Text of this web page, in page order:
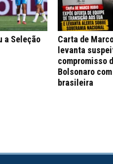
a Seleção
Carta de
levanta
compromisso
Bolsonaro
brasileira